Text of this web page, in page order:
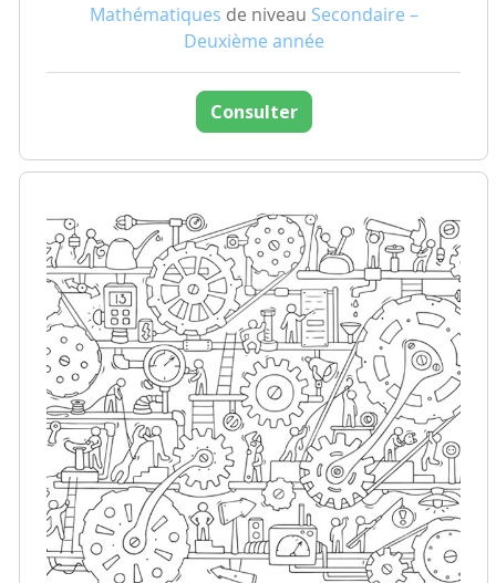
Mathématiques de niveau Secondaire –
Deuxième année
Consulter